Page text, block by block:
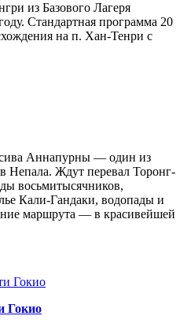
из Базового Лагеря
Стандартная программа 20
на п. Хан-Тенри с
Аннапурны — один из
Непала. Ждут перевал Торонг-
восьмитысячников,
Кали-Гандаки, водопады и
маршрута — в красивейшей
Гокио